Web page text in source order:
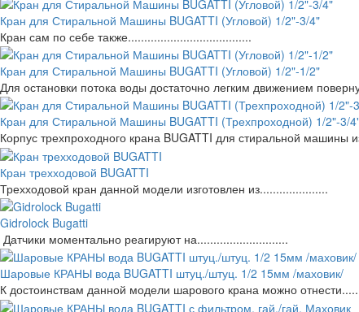
Кран для Стиральной Машины BUGATTI (Угловой) 1/2"-3/4"
Кран сам по себе также......................................
Кран для Стиральной Машины BUGATTI (Угловой) 1/2"-1/2"
Для остановки потока воды достаточно легким движением
Кран для Стиральной Машины BUGATTI (Трехпроходной) 1/2"-3/
Корпус трехпроходного крана BUGATTI для стиральной машины
Кран трехходовой BUGATTI
Трехходовой кран данной модели изготовлен из.....................
Gidrolock Bugatti
Датчики моментально реагируют на............................
Шаровые КРАНЫ вода BUGATTI штуц./штуц. 1/2 15мм /маховик/
К достоинствам данной модели шарового крана можно